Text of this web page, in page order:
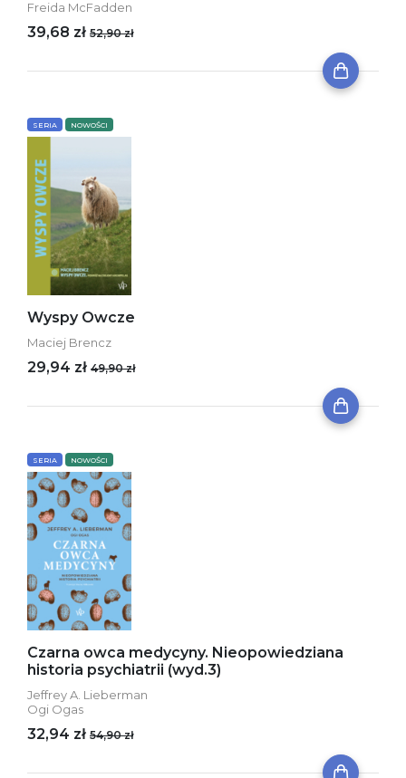
Freida McFadden
39,68 zł 52,90 zł
SERIA NOWOŚCI
Wyspy Owcze
Maciej Brencz
29,94 zł 49,90 zł
SERIA NOWOŚCI
Czarna owca medycyny. Nieopowiedziana
historia psychiatrii (wyd.3)
Jeffrey A. Lieberman
Ogi Ogas
32,94 zł 54,90 zł